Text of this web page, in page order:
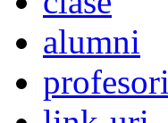
alumni
profesori